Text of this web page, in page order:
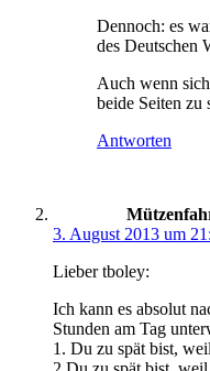
Dennoch: es
des Deutschen
Auch wenn
beide Seiten zu
Antworten
3. August 2013 um
Lieber tboley:
Ich kann es absolut
Stunden am Tag
1. Du zu spät bist,